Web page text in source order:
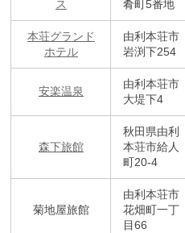
ス 肴町5番地
本荘グランド
ホテル
由利本荘市
岩渕下254
安楽温泉
由利本荘市
大堤下4
森下旅館
秋田県由利
本荘市給人
町20-4
菊地屋旅館
由利本荘市
花畑町一丁
目66